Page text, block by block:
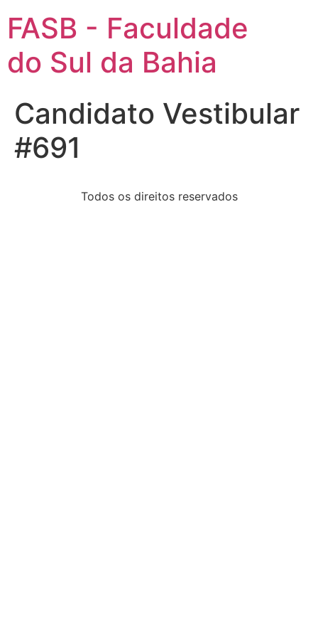
FASB - Faculdade
do Sul da Bahia
Candidato Vestibular
#691
Todos os direitos reservados